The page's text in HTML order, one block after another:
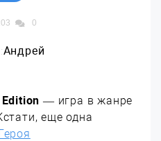
0
Андрей
— игра в жанре
еще одна